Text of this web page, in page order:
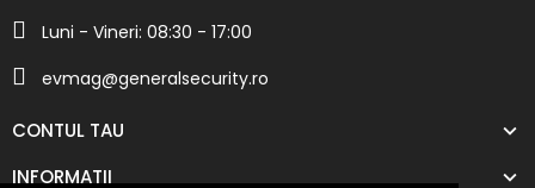
Luni - Vineri: 08:30 - 17:00
evmag@generalsecurity.ro
CONTUL TAU
INFORMATII